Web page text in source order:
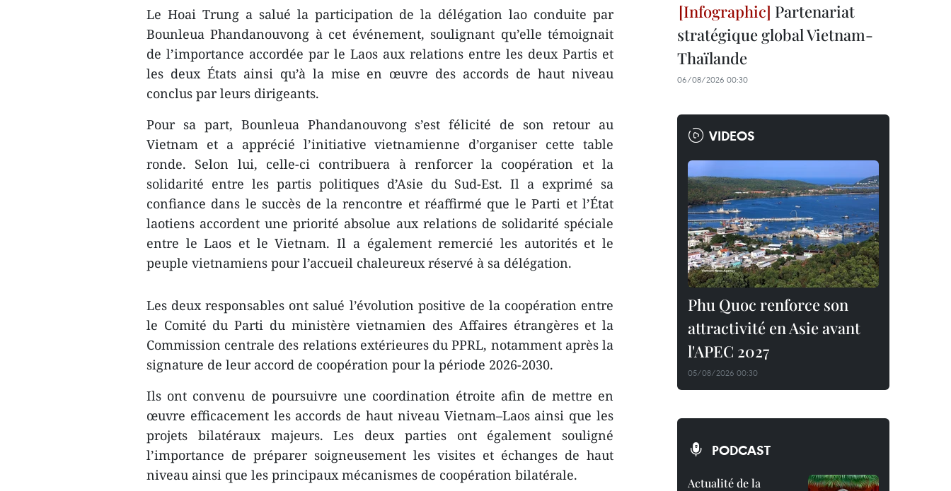
Le Hoai Trung a salué la participation de la délégation lao conduite par
Bounleua Phandanouvong à cet événement, soulignant qu’elle témoignait
de l’importance accordée par le Laos aux relations entre les deux Partis et
les deux États ainsi qu’à la mise en œuvre des accords de haut niveau
conclus par leurs dirigeants.
Pour sa part, Bounleua Phandanouvong s’est félicité de son retour au
Vietnam et a apprécié l’initiative vietnamienne d’organiser cette table
ronde. Selon lui, celle-ci contribuera à renforcer la coopération et la
solidarité entre les partis politiques d’Asie du Sud-Est. Il a exprimé sa
confiance dans le succès de la rencontre et réaffirmé que le Parti et l’État
laotiens accordent une priorité absolue aux relations de solidarité spéciale
entre le Laos et le Vietnam. Il a également remercié les autorités et le
peuple vietnamiens pour l’accueil chaleureux réservé à sa délégation.
Les deux responsables ont salué l’évolution positive de la coopération entre
le Comité du Parti du ministère vietnamien des Affaires étrangères et la
Commission centrale des relations extérieures du PPRL, notamment après la
signature de leur accord de coopération pour la période 2026-2030.
Ils ont convenu de poursuivre une coordination étroite afin de mettre en
œuvre efficacement les accords de haut niveau Vietnam–Laos ainsi que les
projets bilatéraux majeurs. Les deux parties ont également souligné
l’importance de préparer soigneusement les visites et échanges de haut
niveau ainsi que les principaux mécanismes de coopération bilatérale.
Partenariat
stratégique global Vietnam-
Thaïlande
06/08/2026 00:30
VIDEOS
Phu Quoc renforce son
attractivité en Asie avant
l'APEC 2027
05/08/2026 00:30
PODCAST
Actualité de la